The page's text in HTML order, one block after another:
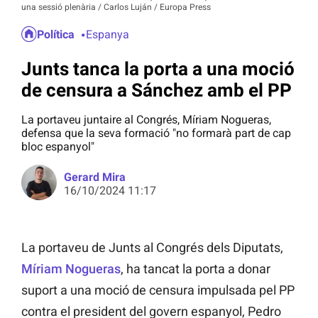
una sessió plenària / Carlos Luján / Europa Press
Política Espanya
Junts tanca la porta a una moció
de censura a Sánchez amb el PP
La portaveu juntaire al Congrés, Míriam Nogueras,
defensa que la seva formació "no formarà part de cap
bloc espanyol"
Gerard Mira
16/10/2024 11:17
La portaveu de Junts al Congrés dels Diputats,
Míriam Nogueras, ha tancat la porta a donar
suport a una moció de censura impulsada pel PP
contra el president del govern espanyol, Pedro